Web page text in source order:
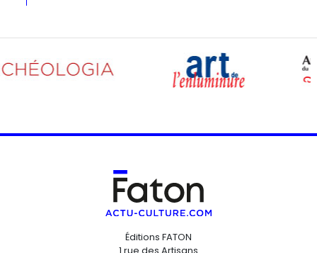
Éditions FATON
1 rue des Artisans